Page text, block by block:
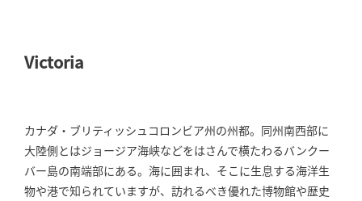
Victoria
カナダ・ブリティッシュコロンビア州の州都。同州南西部に
大陸側とはジョージア海峡などをはさんで横たわるバンクー
バー島の南端部にある。海に囲まれ、そこに生息する海洋生
物や港で知られていますが、訪れるべき優れた博物館や歴史